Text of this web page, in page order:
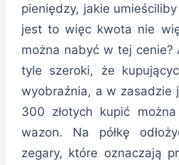
pieniędzy, jakie
jest to więc kwota nie
można nabyć w tej
tyle szeroki, że
wyobraźnia, a w zasadzie
300 złotych kupić
wazon. Na półkę
zegary, które oznaczają